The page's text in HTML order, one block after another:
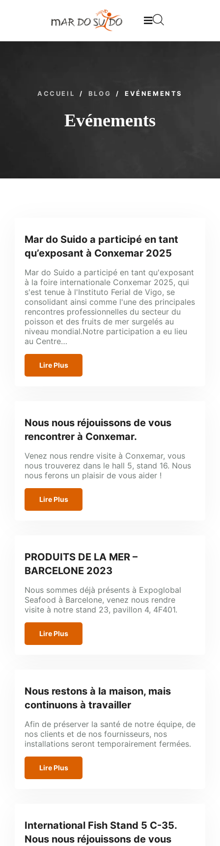
ACCUEIL / BLOG / EVÉNEMENTS
Evénements
Mar do Suido a participé en tant
qu’exposant à Conxemar 2025
Mar do Suido a participé en tant qu'exposant
à la foire internationale Conxemar 2025, qui
s'est tenue à l'Instituto Ferial de Vigo, se
consolidant ainsi comme l'une des principales
rencontres professionnelles du secteur du
poisson et des fruits de mer surgelés au
niveau mondial.Notre participation a eu lieu
au Centre…
Lire Plus
Nous nous réjouissons de vous
rencontrer à Conxemar.
Venez nous rendre visite à Conxemar, vous
nous trouverez dans le hall 5, stand 16. Nous
nous ferons un plaisir de vous aider !
Lire Plus
PRODUITS DE LA MER –
BARCELONE 2023
Nous sommes déjà présents à Expoglobal
Seafood à Barcelone, venez nous rendre
visite à notre stand 23, pavillon 4, 4F401.
Lire Plus
Nous restons à la maison, mais
continuons à travailler
Afin de préserver la santé de notre équipe, de
nos clients et de nos fournisseurs, nos
installations seront temporairement fermées.
Lire Plus
International Fish Stand 5 C-35.
Nous nous réjouissons de vous